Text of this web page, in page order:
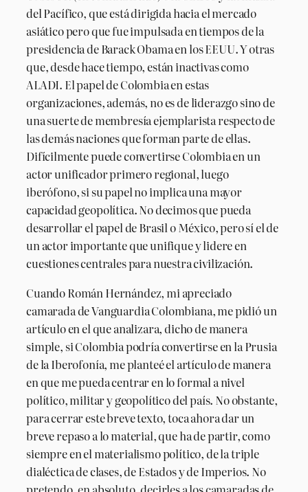
del Pacífico, que está dirigida hacia el mercado
asiático pero que fue impulsada en tiempos de la
presidencia de Barack Obama en los EEUU. Y otras
que, desde hace tiempo, están inactivas como
ALADI. El papel de Colombia en estas
organizaciones, además, no es de liderazgo sino de
una suerte de membresía ejemplarista respecto de
las demás naciones que forman parte de ellas.
Difícilmente puede convertirse Colombia en un
actor unificador primero regional, luego
iberófono, si su papel no implica una mayor
capacidad geopolítica. No decimos que pueda
desarrollar el papel de Brasil o México, pero sí el de
un actor importante que unifique y lidere en
cuestiones centrales para nuestra civilización.
Cuando Román Hernández, mi apreciado
camarada de Vanguardia Colombiana, me pidió un
artículo en el que analizara, dicho de manera
simple, si Colombia podría convertirse en la Prusia
de la Iberofonía, me planteé el artículo de manera
en que me pueda centrar en lo formal a nivel
político, militar y geopolítico del país. No obstante,
para cerrar este breve texto, toca ahora dar un
breve repaso a lo material, que ha de partir, como
siempre en el materialismo político, de la triple
dialéctica de clases, de Estados y de Imperios. No